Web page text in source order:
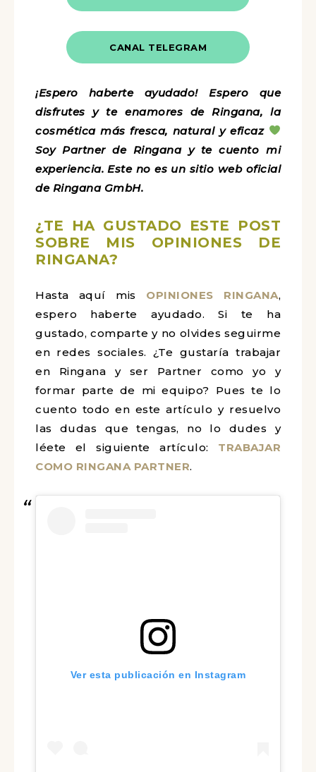
CANAL TELEGRAM
¡Espero haberte ayudado! Espero que
disfrutes y te enamores de Ringana, la
cosmética más fresca, natural y eficaz
Soy Partner de Ringana y te cuento mi
experiencia. Este no es un sitio web oficial
de Ringana GmbH.
¿TE HA GUSTADO ESTE POST
SOBRE MIS OPINIONES DE
RINGANA?
Hasta aquí mis OPINIONES RINGANA,
espero haberte ayudado. Si te ha
gustado, comparte y no olvides seguirme
en redes sociales. ¿Te gustaría trabajar
en Ringana y ser Partner como yo y
formar parte de mi equipo? Pueste lo
cuento todo en este artículo y resuelvo
las dudas que tengas, no lo dudes y
léete el siguiente artículo: TRABAJAR
COMO RINGANA PARTNER.
Ver esta publicación en Instagram